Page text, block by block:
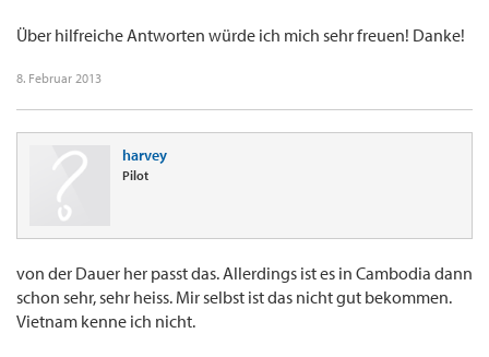
Über hilfreiche Antworten würde ich mich sehr freuen! Danke!
8. Februar 2013
harvey
Pilot
von der Dauer her passt das. Allerdings ist es in Cambodia dann
schon sehr, sehr heiss. Mir selbst ist das nicht gut bekommen.
Vietnam kenne ich nicht.